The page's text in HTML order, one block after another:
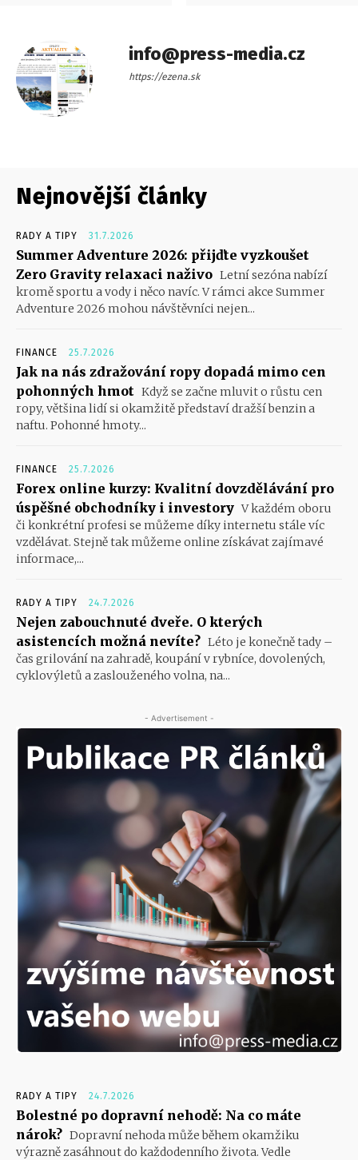
info@press-media.cz
https://ezena.sk
Nejnovější články
RADY A TIPY 31.7.2026
Summer Adventure 2026: přijďte vyzkoušet
Zero Gravity relaxaci naživo Letní sezóna nabízí
kromě sportu a vody i něco navíc. V rámci akce Summer
Adventure 2026 mohou návštěvníci nejen...
FINANCE 25.7.2026
Jak na nás zdražování ropy dopadá mimo cen
pohonných hmot Když se začne mluvit o růstu cen
ropy, většina lidí si okamžitě představí dražší benzin a
naftu. Pohonné hmoty...
FINANCE 25.7.2026
Forex online kurzy: Kvalitní dovzdělávání pro
úspěšné obchodníky i investory V každém oboru
či konkrétní profesi se můžeme díky internetu stále víc
vzdělávat. Stejně tak můžeme online získávat zajímavé
informace,...
RADY A TIPY 24.7.2026
Nejen zabouchnuté dveře. O kterých
asistencích možná nevíte? Léto je konečně tady –
čas grilování na zahradě, koupání v rybníce, dovolených,
cyklovýletů a zaslouženého volna, na...
- Advertisement -
RADY A TIPY 24.7.2026
Bolestné po dopravní nehodě: Na co máte
nárok? Dopravní nehoda může během okamžiku
výrazně zasáhnout do každodenního života. Vedle